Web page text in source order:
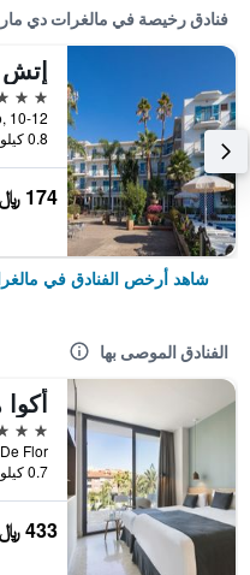
فنادق رخيصة في مالغرات دي مار
3 نجوم
0.8 كيلومتر عن وسط المدينة
174 ﷼
شاهد أرخص الفنادق في
الفنادق الموصى بها
4 نجوم
0.7 كيلومتر عن وسط المدينة
433 ﷼